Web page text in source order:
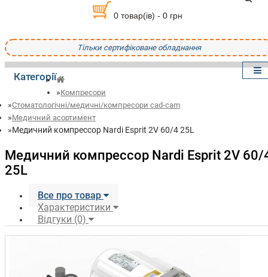
0 товар(ів) - 0 грн
Тільки сертифіковане обладнання
Категорії
Компресори
Стоматологічні/медичні/компресори cad-cam
Медичний асортимент
Медичний компрессор Nardi Esprit 2V 60/4 25L
Медичний компрессор Nardi Esprit 2V 60/
25L
Все про товар
Характеристики
Відгуки (0)